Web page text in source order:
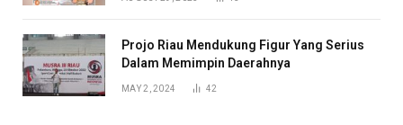
Projo Riau Mendukung Figur Yang Serius
Dalam Memimpin Daerahnya
MAY 2, 2024 42